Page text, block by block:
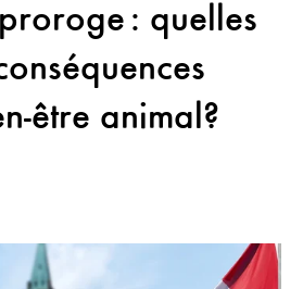
: quelles
être animal?